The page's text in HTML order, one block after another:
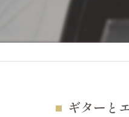
ギターと